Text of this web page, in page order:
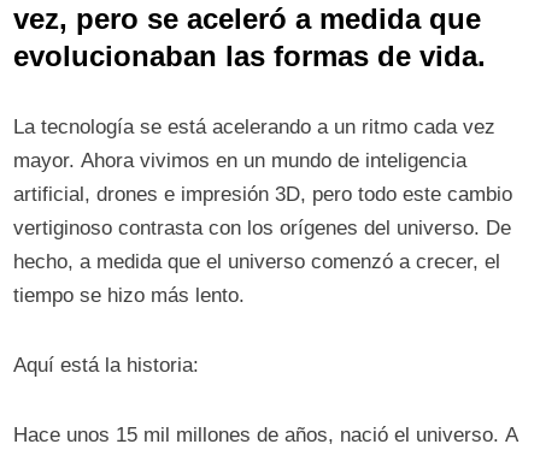
vez, pero se aceleró a medida que
evolucionaban las formas de vida.
La tecnología se está acelerando a un ritmo cada vez
mayor. Ahora vivimos en un mundo de inteligencia
artificial, drones e impresión 3D, pero todo este cambio
vertiginoso contrasta con los orígenes del universo. De
hecho, a medida que el universo comenzó a crecer, el
tiempo se hizo más lento.
Aquí está la historia:
Hace unos 15 mil millones de años, nació el universo. A